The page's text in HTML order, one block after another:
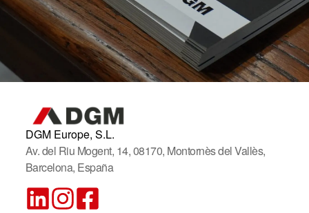
DGM Europe, S.L.
Av. del Riu Mogent, 14, 08170, Montornès del Vallès,
Barcelona, España